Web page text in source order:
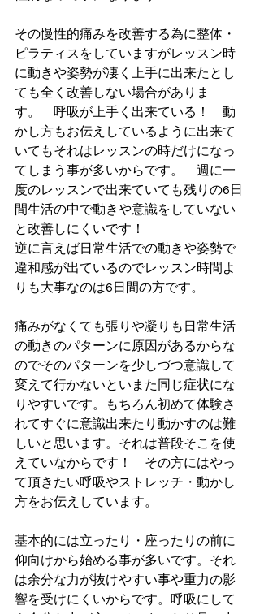
その慢性的痛みを改善する為に整体・
ピラティスをしていますがレッスン時
に動きや姿勢が凄く上手に出来たとし
ても全く改善しない場合がありま
す。　呼吸が上手く出来ている！　動
かし方もお伝えしているように出来て
いてもそれはレッスンの時だけになっ
てしまう事が多いからです。　週に一
度のレッスンで出来ていても残りの6日
間生活の中で動きや意識をしていない
と改善しにくいです！
逆に言えば日常生活での動きや姿勢で
違和感が出ているのでレッスン時間よ
りも大事なのは6日間の方です。
痛みがなくても張りや凝りも日常生活
の動きのパターンに原因があるからな
のでそのパターンを少しづつ意識して
変えて行かないといまた同じ症状にな
りやすいです。もちろん初めて体験さ
れてすぐに意識出来たり動かすのは難
しいと思います。それは普段そこを使
えていなからです！　その方にはやっ
て頂きたい呼吸やストレッチ・動かし
方をお伝えしています。
基本的には立ったり・座ったりの前に
仰向けから始める事が多いです。それ
は余分な力が抜けやすい事や重力の影
響を受けにくいからです。呼吸にして